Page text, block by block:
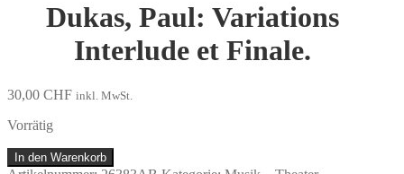
Dukas, Paul: Variations
Interlude et Finale.
30,00 CHF inkl. MwSt.
Vorrätig
Dukas,
Paul:
In den Warenkorb